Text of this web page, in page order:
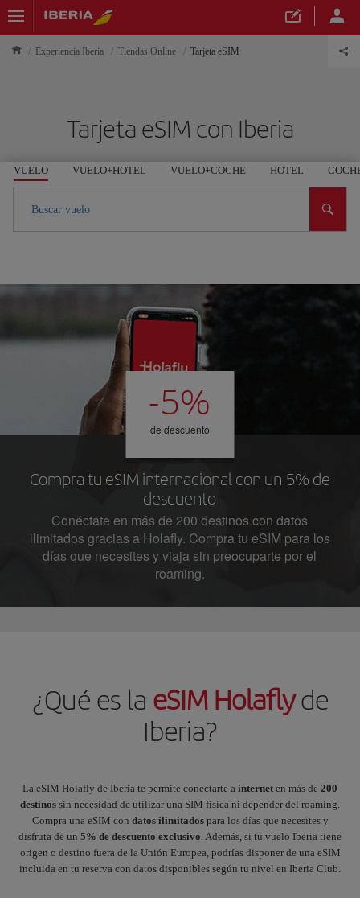
Experiencia Iberia Tiendas Online Tarjeta eSIM
Tarjeta eSIM con Iberia
VUELO VUELO+HOTEL VUELO+COCHE HOTEL
Buscar vuelo
-5%
de descuento
Compra tu eSIM internacional con un 5% de
descuento
Conéctate en más de 200 destinos con datos
ilimitados gracias a Holafly. Compra tu eSIM para los
días que necesites y viaja sin preocuparte por el
roaming.
¿Qué es la eSIM Holaflyde
Iberia?
La eSIM Holafly de Iberia te permite conectarte a internet en más de 200
destinos sin necesidad de utilizar una SIM física ni depender del roaming.
Compra una eSIM con datos ilimitados para los días que necesites y
disfruta de un 5% de descuento exclusivo . Además, si tu vuelo Iberia tiene
origen o destino fuera de la Unión Europea, podrías disponer de una eSIM
incluida en tu reserva con datos disponibles según tu nivel en Iberia Club.